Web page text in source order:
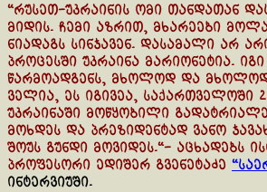
“რუსეთ-უკრაინის ომი თანდათან
მიდის. ჩემი აზრით, მხარეები
ნიადაგს სინჯავენ. დასამალი არ
პროცესში უკრაინა მარიონეტია.
წარმოადგენს, მხოლოდ და
ველია, ეს იგივეა, საქართველოში
უკრაინაში მოწყობილი
მოხდეს და პრეზიდენტად ვანო
შოუს გუნდი მოვიდეს.“- აცხადებს
პროფესორი ედიშერ გვენეტაძე
ინტერვიუში.